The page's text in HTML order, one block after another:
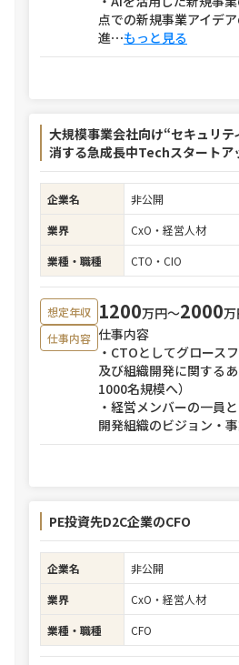
点での新規事業アイデ
進⋯もっと見る
大規模事業会社向け“セキュリ
消する急成長中Techスタートア
企業名
非公開
業界
CxO・経営人材
業種・職種
CTO・CIO
想定年収 1200万円〜2000
仕事内容 仕事内容
・CTOとしてグロース
及び組織開発に関する
1000名規模へ）
・経営メンバーの一員
開発組織のビジョン・
PE投資先D2C企業のCFO
企業名
非公開
業界
CxO・経営人材
業種・職種
CFO